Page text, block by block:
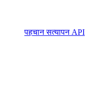
पहचान सत्यापन API